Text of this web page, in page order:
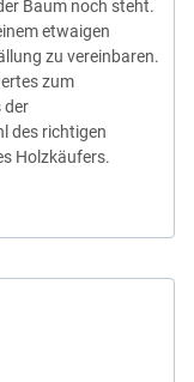
Baum noch steht.
etwaigen
zu vereinbaren.
zum
der
des richtigen
Holzkäufers.